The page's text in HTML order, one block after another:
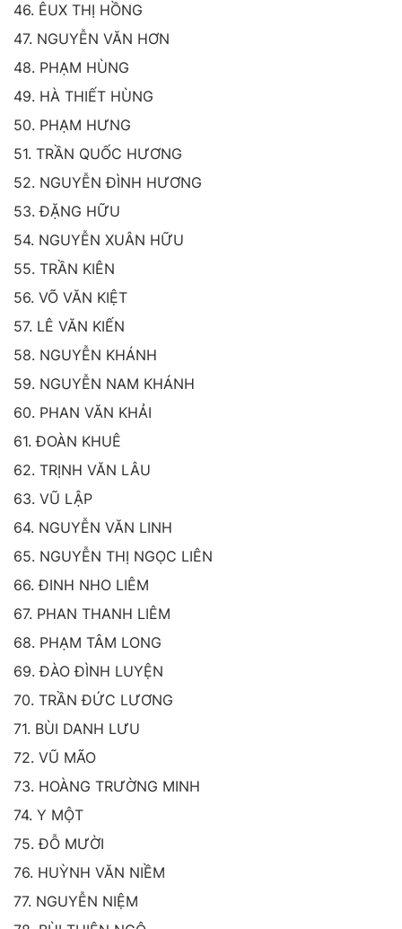
46. ÊUX THỊ HỒNG
47. NGUYỄN VĂN HƠN
48. PHẠM HÙNG
49. HÀ THIẾT HÙNG
50. PHẠM HƯNG
51. TRẦN QUỐC HƯƠNG
52. NGUYỄN ĐÌNH HƯƠNG
53. ĐẶNG HỮU
54. NGUYỄN XUÂN HỮU
55. TRẦN KIÊN
56. VÕ VĂN KIỆT
57. LÊ VĂN KIẾN
58. NGUYỄN KHÁNH
59. NGUYỄN NAM KHÁNH
60. PHAN VĂN KHẢI
61. ĐOÀN KHUÊ
62. TRỊNH VĂN LÂU
63. VŨ LẬP
64. NGUYỄN VĂN LINH
65. NGUYỄN THỊ NGỌC LIÊN
66. ĐINH NHO LIÊM
67. PHAN THANH LIÊM
68. PHẠM TÂM LONG
69. ĐÀO ĐÌNH LUYỆN
70. TRẦN ĐỨC LƯƠNG
71. BÙI DANH LƯU
72. VŨ MÃO
73. HOÀNG TRƯỜNG MINH
74. Y MỘT
75. ĐỖ MƯỜI
76. HUỲNH VĂN NIỀM
77. NGUYỄN NIỆM